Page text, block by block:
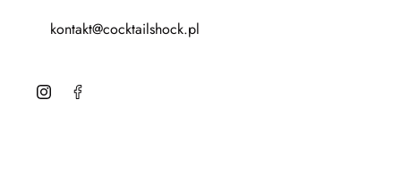
kontakt@cocktailshock.pl